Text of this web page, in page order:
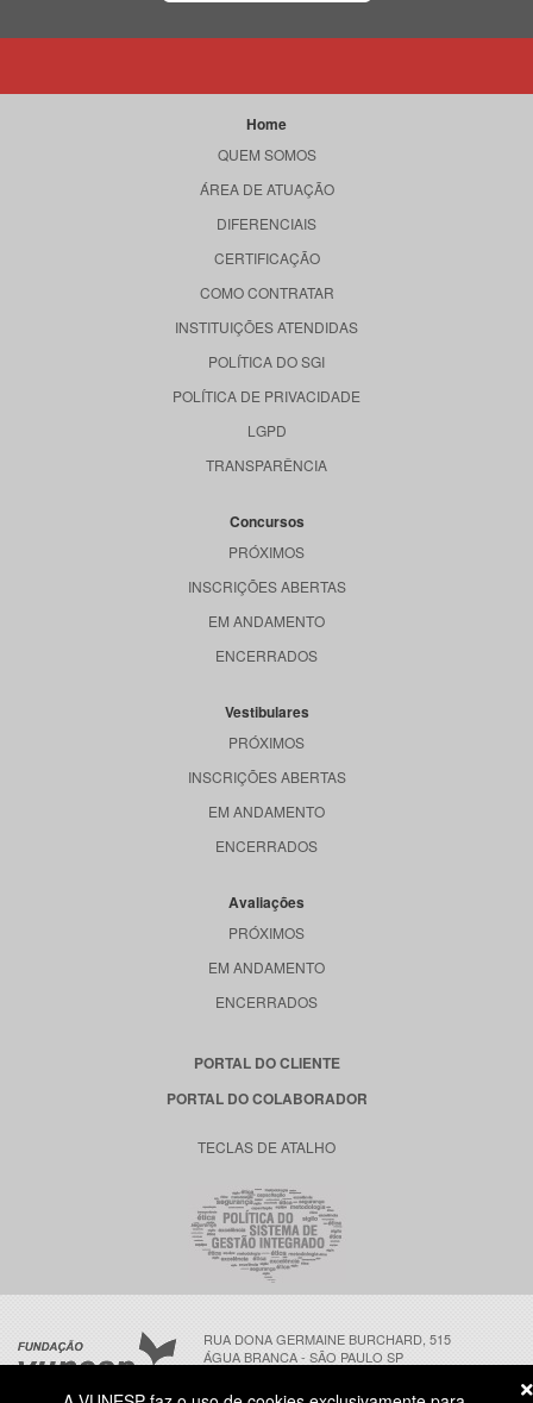
Home
QUEM SOMOS
ÁREA DE ATUAÇÃO
DIFERENCIAIS
CERTIFICAÇÃO
COMO CONTRATAR
INSTITUIÇÕES ATENDIDAS
POLÍTICA DO SGI
POLÍTICA DE PRIVACIDADE
LGPD
TRANSPARÊNCIA
Concursos
PRÓXIMOS
INSCRIÇÕES ABERTAS
EM ANDAMENTO
ENCERRADOS
Vestibulares
PRÓXIMOS
INSCRIÇÕES ABERTAS
EM ANDAMENTO
ENCERRADOS
Avaliações
PRÓXIMOS
EM ANDAMENTO
ENCERRADOS
PORTAL DO CLIENTE
PORTAL DO COLABORADOR
TECLAS DE ATALHO
RUA DONA GERMAINE BURCHARD, 515
ÁGUA BRANCA - SÃO PAULO SP